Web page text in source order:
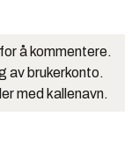
å kommentere.
av brukerkonto.
med kallenavn.